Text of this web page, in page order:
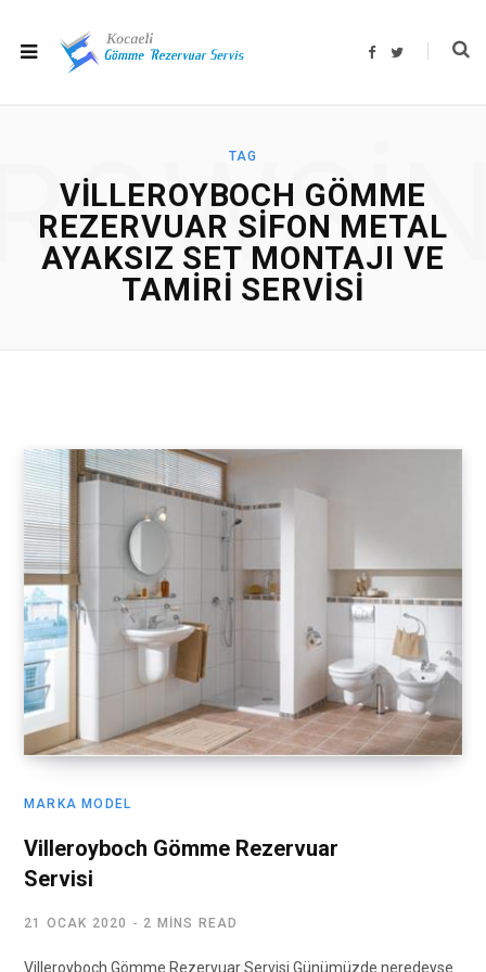
F
T
TAG
VILLEROYBOCH GÖMME
REZERVUAR SIFON METAL
AYAKSIZ SET MONTAJI VE
TAMIRI SERVISI
MARKA MODEL
Villeroyboch Gömme Rezervuar
Servisi
21 OCAK 2020 2 MINS READ
Villeroyboch Gömme Rezervuar Servisi Günümüzde neredeyse